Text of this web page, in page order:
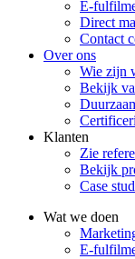
E-
Direct
Contact
Over ons
Wie zijn
Bekijk
Klanten
Zie
Bekijk
Case
Wat we doen
E-